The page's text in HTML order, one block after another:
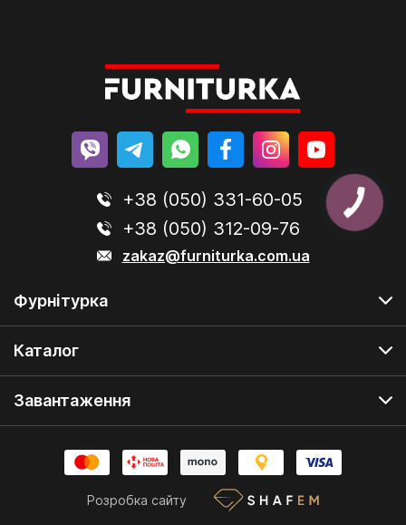
+38 (050) 331-60-05
+38 (050) 312-09-76
zakaz@furniturka.com.ua
Фурнітурка
Каталог
Завантаження
Розробка сайту